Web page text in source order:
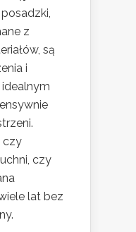
z
są
i
idealnym
czy
czy
lat bez